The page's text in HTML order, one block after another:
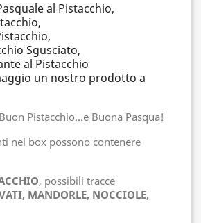
al Pistacchio,
Sgusciato,
al Pistacchio
un nostro prodotto a
Pistacchio...e Buona Pasqua!
nel box possono contenere
, possibili tracce
MANDORLE, NOCCIOLE,